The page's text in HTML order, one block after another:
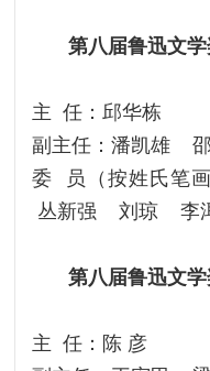
第八届鲁迅文
主 任：邱华栋
副主任：潘凯雄
委 员（按姓氏笔
丛新强 刘琼 李
第八届鲁迅文
主 任：陈 彦